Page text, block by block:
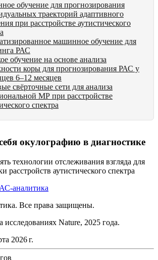
обучение для прогнозирования
траекторий адаптивного
при расстройстве аутистического
машинное обучение для
РАС
обучение на основе анализа
коры для прогнозирования РАС у
6–12 месяцев
свёрточные сети для анализа
МР при расстройстве
спектра
окулографию в диагностике
технологии отслеживания взгляда для
расстройств аутистического спектра
аналитика
Все права защищены.
исследованиях Nature, 2025 года.
2026 г.